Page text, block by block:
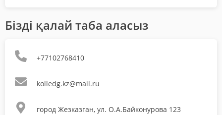
Бізді қалай таба аласыз
+77102768410
kolledg.kz@mail.ru
город Жезказган, ул. О.А.Байконурова 123